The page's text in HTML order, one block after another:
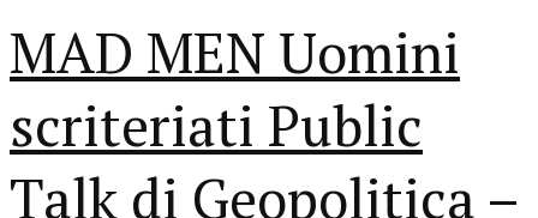
MAD MEN Uomini
scriteriati Public
Talk di Geopolitica –